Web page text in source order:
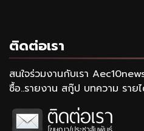
ติดต่อเรา
สนใจร่วมงานกับเรา
ซื้อ..รายงาน สกู๊ป บทความ ราย